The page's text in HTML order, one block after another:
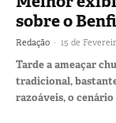
sobre o
Redação - 15 de
Tarde a ameaçar
tradicional,
razoáveis, o cenário